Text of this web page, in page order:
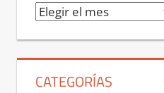
Archivos
CATEGORÍAS